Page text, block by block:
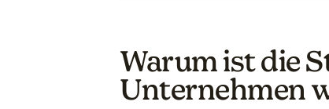
Warum ist die
Unternehmen